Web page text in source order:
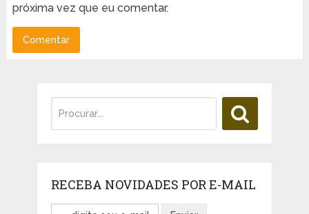
próxima vez que eu comentar.
RECEBA NOVIDADES POR E-MAIL